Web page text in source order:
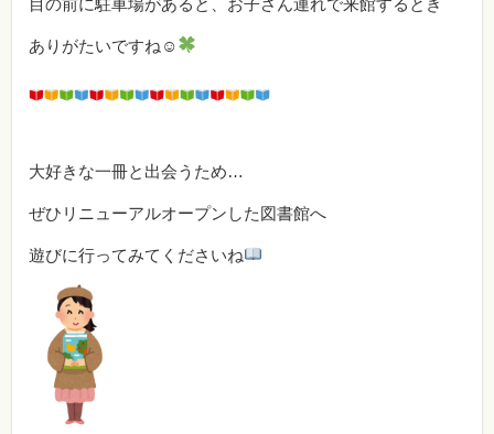
ありがたいですね☺
大好きな一冊と出会うため…
ぜひリニューアルオープンした図書館へ
遊びに行ってみてくださいね